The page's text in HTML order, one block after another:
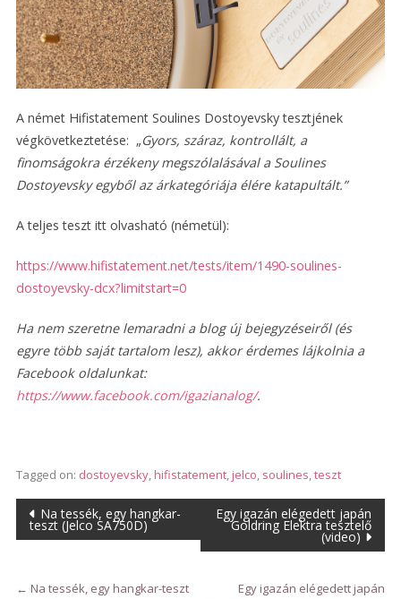
A német Hifistatement Soulines Dostoyevsky tesztjének
végkövetkeztetése: „Gyors, száraz, kontrollált, a
finomságokra érzékeny megszólalásával a Soulines
Dostoyevsky egyből az árkategóriája élére katapultált.”
A teljes teszt itt olvasható (németül):
https://www.hifistatement.net/tests/item/1490-soulines-
dostoyevsky-dcx?limitstart=0
Ha nem szeretne lemaradni a blog új bejegyzéseiről (és
egyre több saját tartalom lesz), akkor érdemes lájkolnia a
Facebook oldalunkat:
https://www.facebook.com/igazianalog/.
Tagged on: dostoyevsky,hifistatement,jelco, soulines,teszt
Bejegyzés
navigáció
Na tessék, egy hangkar-
teszt (Jelco SA750D)
Egy igazán elégedett japán
Goldring Elektra tesztelő
(video)
← Na tessék, egy hangkar-teszt
Egy igazán elégedett japán